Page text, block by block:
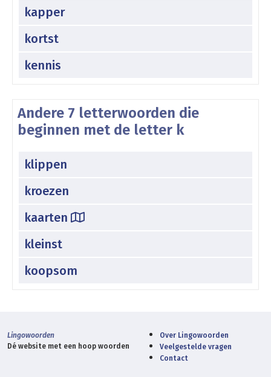
kapper
kortst
kennis
Andere 7 letterwoorden die
beginnen met de letter k
klippen
kroezen
kaarten
kleinst
koopsom
Lingowoorden
Dé website met een hoop woorden
Over Lingowoorden
Veelgestelde vragen
Contact